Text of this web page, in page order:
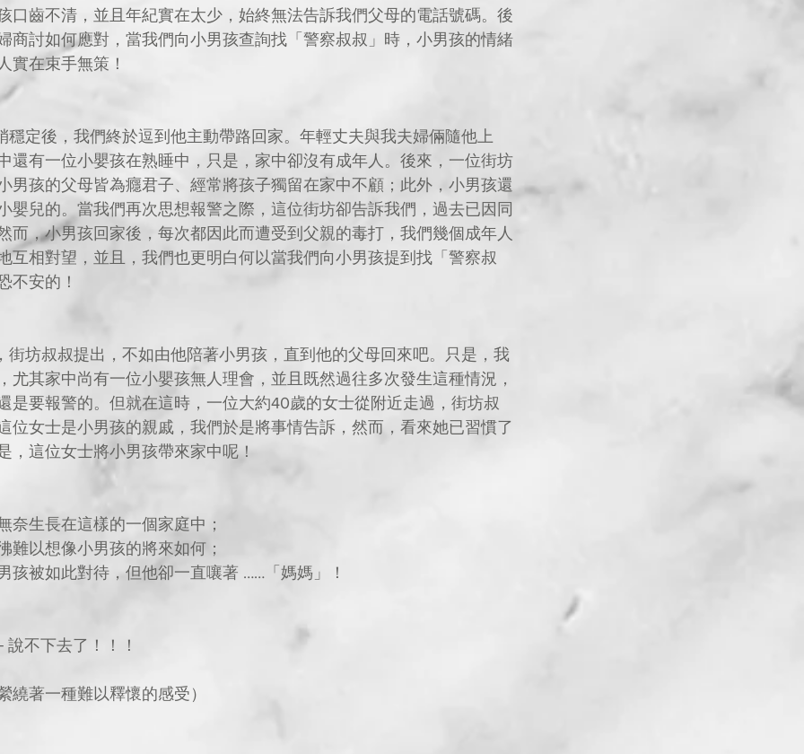
口齒不清，並且年紀實在太少，始終無法告訴我們父母的電話號碼。後
商討如何應對，當我們向小男孩查詢找「警察叔叔」時，小男孩的情緒
實在束手無策！
還有一位小嬰孩在熟睡中，只是，家中卻沒有成年人。後來，一位街坊
男孩的父母皆為癮君子、經常將孩子獨留在家中不顧；此外，小男孩還
嬰兒的。當我們再次思想報警之際，這位街坊卻告訴我們，過去已因同
而，小男孩回家後，每次都因此而遭受到父親的毒打，我們幾個成年人
互相對望，並且，我們也更明白何以當我們向小男孩提到找「警察叔
不安的！
尤其家中尚有一位小嬰孩無人理會，並且既然過往多次發生這種情況，
是要報警的。但就在這時，一位大約40歲的女士從附近走過，街坊叔
位女士是小男孩的親戚，我們於是將事情告訴，然而，看來她已習慣了
，這位女士將小男孩帶來家中呢！
生長在這樣的一個家庭中；
以想像小男孩的將來如何；
孩被如此對待，但他卻一直嚷著 ……「媽媽」！
不下去了！！！
著一種難以釋懷的感受）